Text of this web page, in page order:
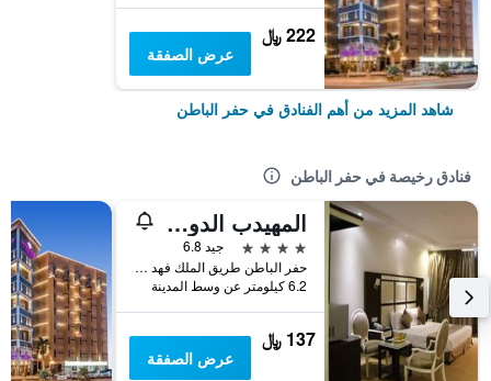
222 ﷼
عرض الصفقة
شاهد المزيد من أهم الفنادق في حفر الباطن
فنادق رخيصة في حفر الباطن
المهيدب الدولي للوحدات السكنية
4 نجوم
جيد 6.8
حفر الباطن طريق الملك فهد الدولي مقابل كبري ابو قعر, حفر الباطن, المملكة العربية السعودية
6.2 كيلومتر عن وسط المدينة
137 ﷼
عرض الصفقة